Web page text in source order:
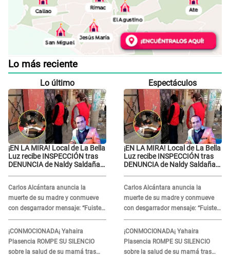
Lo más reciente
Lo último
¡EN LA MIRA! Local de La Bella
Luz recibe INSPECCIÓN tras
DENUNCIA de Naldy Saldaña
Carlos Alcántara anuncia la
muerte de su madre y conmueve
con desgarrador mensaje: “Fuiste
una gran mujer”
¡CONMOCIONADA¡ Yahaira
Plasencia ROMPE SU SILENCIO
sobre la salud de su mamá tras
Espectáculos
¡EN LA MIRA! Local de La Bella
Luz recibe INSPECCIÓN tras
DENUNCIA de Naldy Saldaña
Carlos Alcántara anuncia la
muerte de su madre y conmueve
con desgarrador mensaje: “Fuiste
una gran mujer”
¡CONMOCIONADA¡ Yahaira
Plasencia ROMPE SU SILENCIO
sobre la salud de su mamá tras